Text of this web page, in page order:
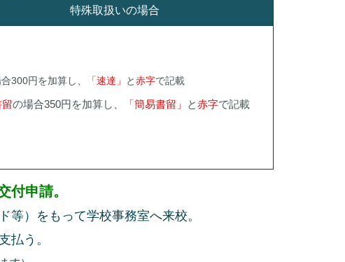
特殊取扱いの場合
300円を加算し、 「速達」 と赤字で記載
の場合350円を加算し、 「簡易書留」 と赤字で記載
申請。
）をもって学校事務室へ来校。
う。